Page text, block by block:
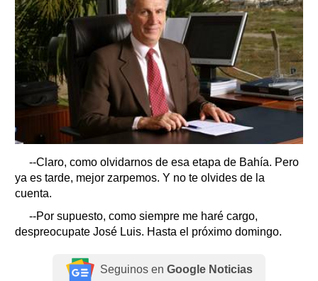
--Claro, como olvidarnos de esa etapa de Bahía. Pero
ya es tarde, mejor zarpemos. Y no te olvides de la
cuenta.
--Por supuesto, como siempre me haré cargo,
despreocupate José Luis. Hasta el próximo domingo.
Seguinos en Google Noticias